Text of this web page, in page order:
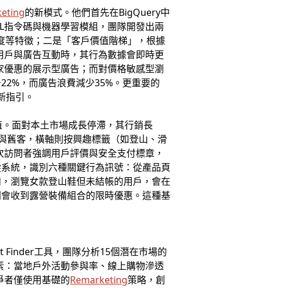
的新模式。他們首先在BigQuery中
令碼與機器學習模組，團隊開發出兩
特徵；二是「客戶價值階梯」，根據
與廣告互動時，其行為數據會即時更
惠的展示型廣告；而對價格敏感型瀏
，而廣告浪費減少35%。更重要的
指引。
面對本土市場成長停滯，其行銷長
客，橫軸則按興趣標籤（如登山、滑
問者強調用戶評價與安全支付標章，
統，識別六種關鍵行為訊號：從產品頁
瀏覽女款登山鞋但未結帳的用戶，會在
收到露營裝備組合的限時優惠。這種基
工具，團隊分析15個潛在市場的
當地戶外活動參與率、線上購物滲透
者僅使用基礎的Remarketing策略，創